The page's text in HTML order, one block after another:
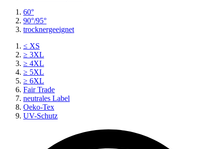
60°
90°/95°
trocknergeeignet
≤ XS
≥ 3XL
≥ 4XL
≥ 5XL
≥ 6XL
Fair Trade
neutrales Label
Oeko-Tex
UV-Schutz